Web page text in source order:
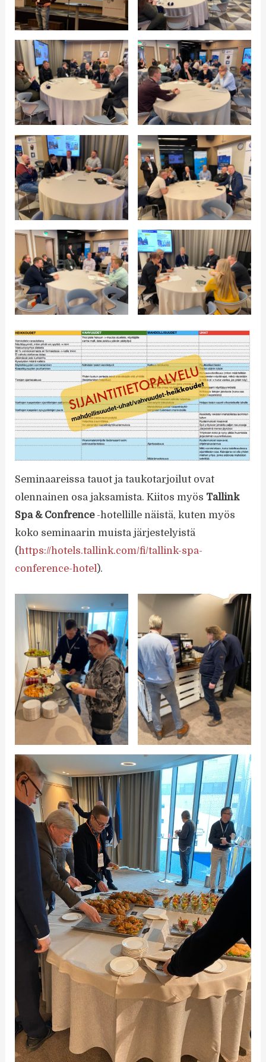
Seminaareissa tauot ja taukotarjoilut ovat
olennainen osa jaksamista. Kiitos myös Tallink
Spa & Confrence-hotellille näistä, kuten myös
koko seminaarin muista järjestelyistä
(https://hotels.tallink.com/fi/tallink-spa-
conference-hotel).